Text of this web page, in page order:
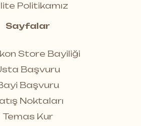
Politikamız
Sayfalar
Store Bayiliği
Başvuru
Başvuru
Noktaları
Temas Kur